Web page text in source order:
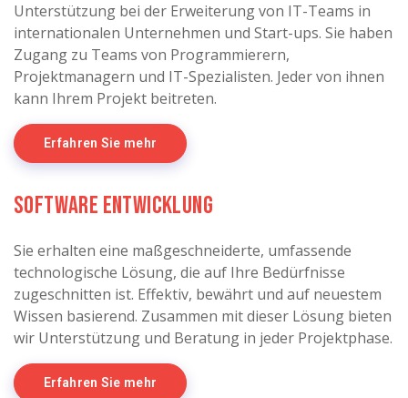
Unterstützung bei der Erweiterung von IT-Teams in
internationalen Unternehmen und Start-ups. Sie haben
Zugang zu Teams von Programmierern,
Projektmanagern und IT-Spezialisten. Jeder von ihnen
kann Ihrem Projekt beitreten.
Erfahren Sie mehr
Software Entwicklung
Sie erhalten eine maßgeschneiderte, umfassende
technologische Lösung, die auf Ihre Bedürfnisse
zugeschnitten ist. Effektiv, bewährt und auf neuestem
Wissen basierend. Zusammen mit dieser Lösung bieten
wir Unterstützung und Beratung in jeder Projektphase.
Erfahren Sie mehr